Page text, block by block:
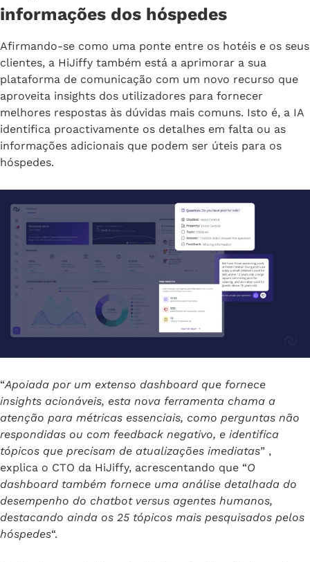
informações dos hóspedes
Afirmando-se como uma ponte entre os hotéis e os seus
clientes, a HiJiffy também está a aprimorar a sua
plataforma de comunicação com um novo recurso que
aproveita insights dos utilizadores para fornecer
melhores respostas às dúvidas mais comuns. Isto é, a IA
identifica proactivamente os detalhes em falta ou as
informações adicionais que podem ser úteis para os
hóspedes.
“Apoiada por um extenso dashboard que fornece
insights acionáveis, esta nova ferramenta chama a
atenção para métricas essenciais, como perguntas não
respondidas ou com feedback negativo, e identifica
tópicos que precisam de atualizações imediatas” ,
explica o CTO da HiJiffy, acrescentando que “O
dashboard também fornece uma análise detalhada do
desempenho do chatbot versus agentes humanos,
destacando ainda os 25 tópicos mais pesquisados pelos
hóspedes“.